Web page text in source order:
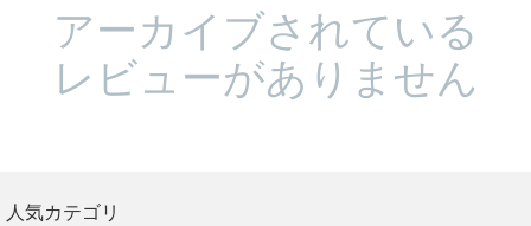
アーカイブされている
レビューがありません
人気カテゴリ